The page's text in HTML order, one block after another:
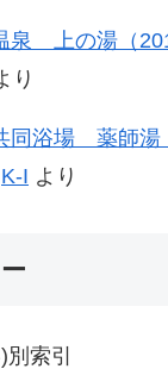
泉 上の湯（
り
同浴場 薬師湯
K-I より
索引